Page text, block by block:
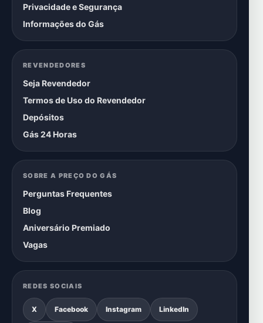
Privacidade e Segurança
Informações do Gás
REVENDEDORES
Seja Revendedor
Termos de Uso do Revendedor
Depósitos
Gás 24 Horas
SOBRE A PREÇO DO GÁS
Perguntas Frequentes
Blog
Aniversário Premiado
Vagas
REDES SOCIAIS
X Facebook Instagram LinkedIn